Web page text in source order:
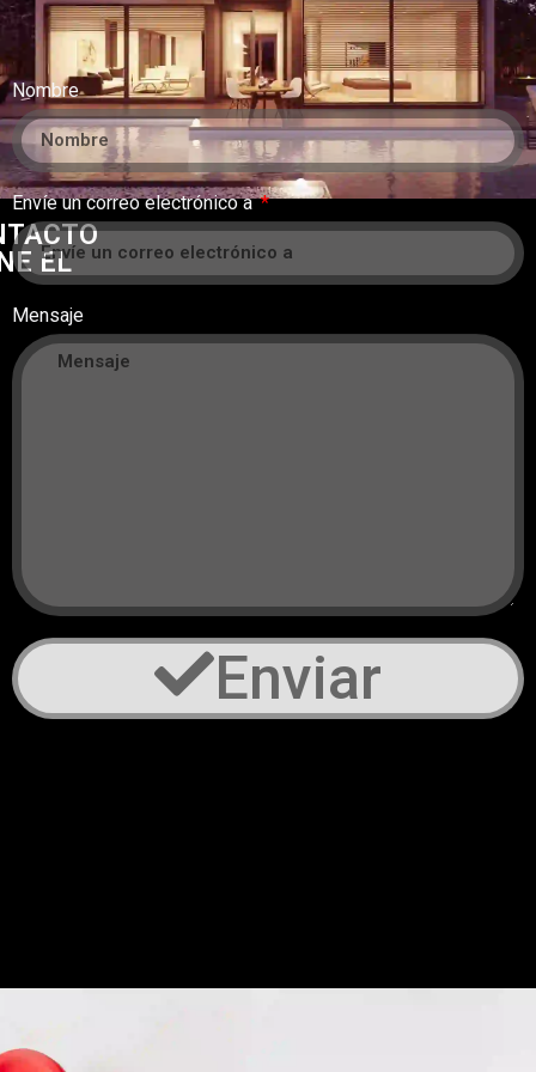
EL
Nombre
Envíe un correo electrónico a
Mensaje
Enviar